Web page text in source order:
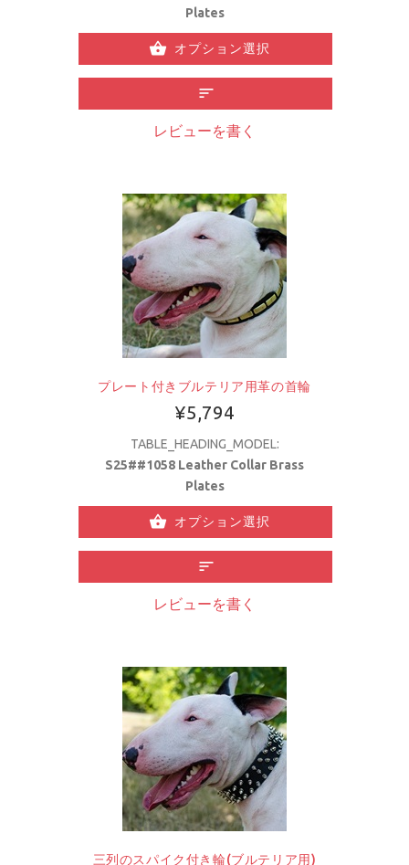
Plates
オプション選択
レビューを書く
プレート付きブルテリア用革の首輪
¥5,794
TABLE_HEADING_MODEL:
S25##1058 Leather Collar Brass
Plates
オプション選択
レビューを書く
三列のスパイク付き輪(ブルテリア用)